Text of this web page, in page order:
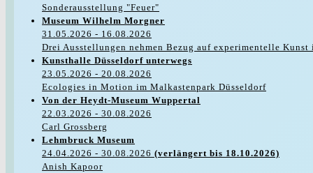
Sonderausstellung "Feuer"
Museum Wilhelm Morgner
31.05.2026 - 16.08.2026
Drei Ausstellungen nehmen Bezug auf experimentelle Kunst
Kunsthalle Düsseldorf unterwegs
23.05.2026 - 20.08.2026
Ecologies in Motion im Malkastenpark Düsseldorf
Von der Heydt-Museum Wuppertal
22.03.2026 - 30.08.2026
Carl Grossberg
Lehmbruck Museum
24.04.2026 - 30.08.2026 (verlängert bis 18.10.2026)
Anish Kapoor